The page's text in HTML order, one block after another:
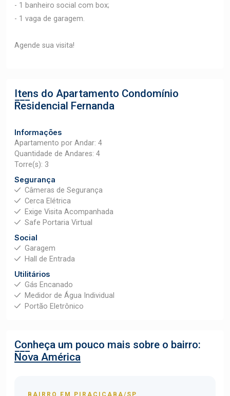
- 1 banheiro social com box;
- 1 vaga de garagem.
Agende sua visita!
Itens do Apartamento Condomínio
Residencial Fernanda
Informações
Apartamento por Andar: 4
Quantidade de Andares: 4
Torre(s): 3
Segurança
Câmeras de Segurança
Cerca Elétrica
Exige Visita Acompanhada
Safe Portaria Virtual
Social
Garagem
Hall de Entrada
Utilitários
Gás Encanado
Medidor de Água Individual
Portão Eletrônico
Conheça um pouco mais sobre o bairro:
Nova América
BAIRRO EM PIRACICABA/SP